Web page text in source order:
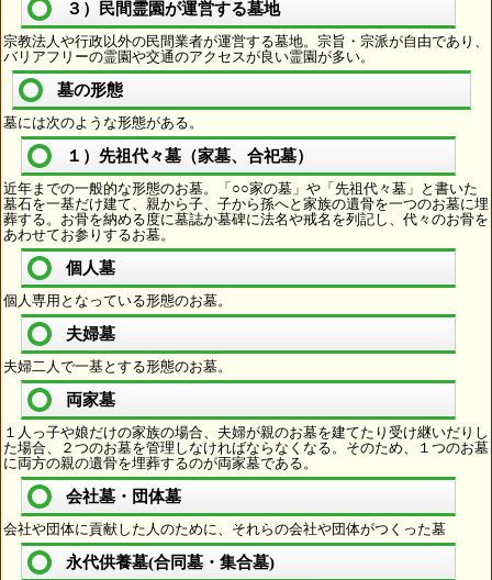
３）民間霊園が運営する墓地
宗教法人や行政以外の民間業者が運営する墓地。宗旨・宗派が自由であり、
バリアフリーの霊園や交通のアクセスが良い霊園が多い。
墓の形態
墓には次のような形態がある。
１）先祖代々墓（家墓、合祀墓）
近年までの一般的な形態のお墓。「○○家の墓」や「先祖代々墓」と書いた
墓石を一基だけ建て、親から子、子から孫へと家族の遺骨を一つのお墓に埋
葬する。お骨を納める度に墓誌か墓碑に法名や戒名を列記し、代々のお骨を
あわせてお参りするお墓。
個人墓
個人専用となっている形態のお墓。
夫婦墓
夫婦二人で一基とする形態のお墓。
両家墓
１人っ子や娘だけの家族の場合、夫婦が親のお墓を建てたり受け継いだりし
た場合、２つのお墓を管理しなければならなくなる。そのため、１つのお墓
に両方の親の遺骨を埋葬するのが両家墓である。
会社墓・団体墓
会社や団体に貢献した人のために、それらの会社や団体がつくった墓
永代供養墓(合同墓・集合墓)